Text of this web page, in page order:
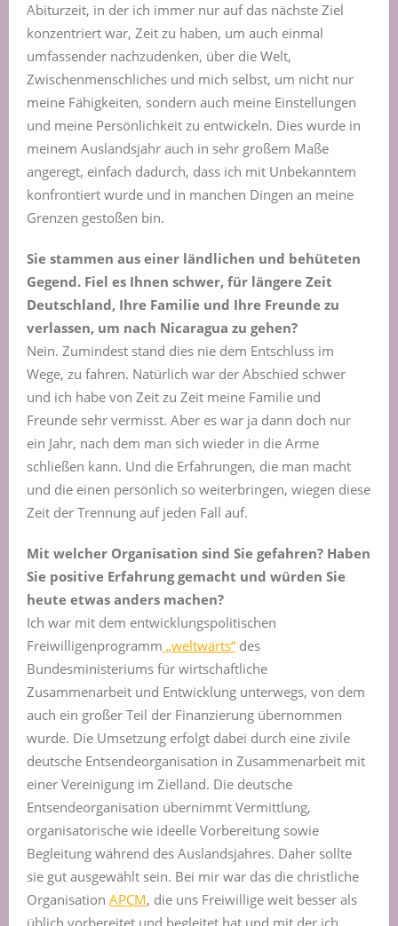
Abiturzeit, in der ich immer nur auf das nächste Ziel
konzentriert war, Zeit zu haben, um auch einmal
umfassender nachzudenken, über die Welt,
Zwischenmenschliches und mich selbst, um nicht nur
meine Fähigkeiten, sondern auch meine Einstellungen
und meine Persönlichkeit zu entwickeln. Dies wurde in
meinem Auslandsjahr auch in sehr großem Maße
angeregt, einfach dadurch, dass ich mit Unbekanntem
konfrontiert wurde und in manchen Dingen an meine
Grenzen gestoßen bin.
Sie stammen aus einer ländlichen und behüteten
Gegend. Fiel es Ihnen schwer, für längere Zeit
Deutschland, Ihre Familie und Ihre Freunde zu
verlassen, um nach Nicaragua zu gehen?
Nein. Zumindest stand dies nie dem Entschluss im
Wege, zu fahren. Natürlich war der Abschied schwer
und ich habe von Zeit zu Zeit meine Familie und
Freunde sehr vermisst. Aber es war ja dann doch nur
ein Jahr, nach dem man sich wieder in die Arme
schließen kann. Und die Erfahrungen, die man macht
und die einen persönlich so weiterbringen, wiegen diese
Zeit der Trennung auf jeden Fall auf.
Mit welcher Organisation sind Sie gefahren? Haben
Sie positive Erfahrung gemacht und würden Sie
heute etwas anders machen?
Ich war mit dem entwicklungspolitischen
Freiwilligenprogramm „weltwärts“ des
Bundesministeriums für wirtschaftliche
Zusammenarbeit und Entwicklung unterwegs, von dem
auch ein großer Teil der Finanzierung übernommen
wurde. Die Umsetzung erfolgt dabei durch eine zivile
deutsche Entsendeorganisation in Zusammenarbeit mit
einer Vereinigung im Zielland. Die deutsche
Entsendeorganisation übernimmt Vermittlung,
organisatorische wie ideelle Vorbereitung sowie
Begleitung während des Auslandsjahres. Daher sollte
sie gut ausgewählt sein. Bei mir war das die christliche
Organisation APCM, die uns Freiwillige weit besser als
üblich vorbereitet und begleitet hat und mit der ich